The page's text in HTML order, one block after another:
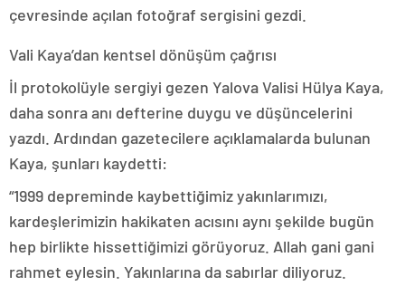
çevresinde açılan fotoğraf sergisini gezdi.
Vali Kaya’dan kentsel dönüşüm çağrısı
İl protokolüyle sergiyi gezen Yalova Valisi Hülya Kaya,
daha sonra anı defterine duygu ve düşüncelerini
yazdı. Ardından gazetecilere açıklamalarda bulunan
Kaya, şunları kaydetti:
“1999 depreminde kaybettiğimiz yakınlarımızı,
kardeşlerimizin hakikaten acısını aynı şekilde bugün
hep birlikte hissettiğimizi görüyoruz. Allah gani gani
rahmet eylesin. Yakınlarına da sabırlar diliyoruz.